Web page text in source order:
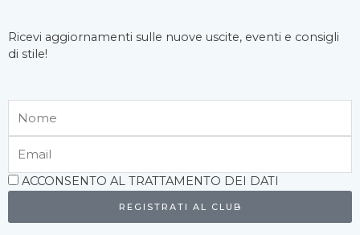
Ricevi aggiornamenti sulle nuove uscite, eventi e consigli
di stile!
Accettazione
ACCONSENTO AL TRATTAMENTO DEI DATI
REGISTRATI AL CLUB